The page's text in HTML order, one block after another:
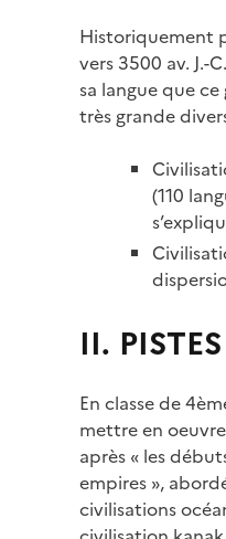
Historiquement
vers 3500 av. J.-
sa langue que
très grande
(110
II.
En classe de
mettre en
après « les
empires »,
civilisations